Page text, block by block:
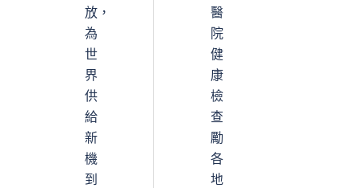
放，
為
世
界
供
給
新
機
到
醫
院
健
康
檢
查
勵
各
地